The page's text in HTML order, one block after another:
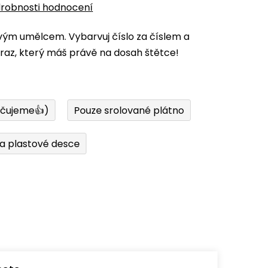
hodnocení
umělcem. Vybarvuj číslo za číslem a
který máš právě na dosah štětce!
Pouze srolované plátno
plastové desce